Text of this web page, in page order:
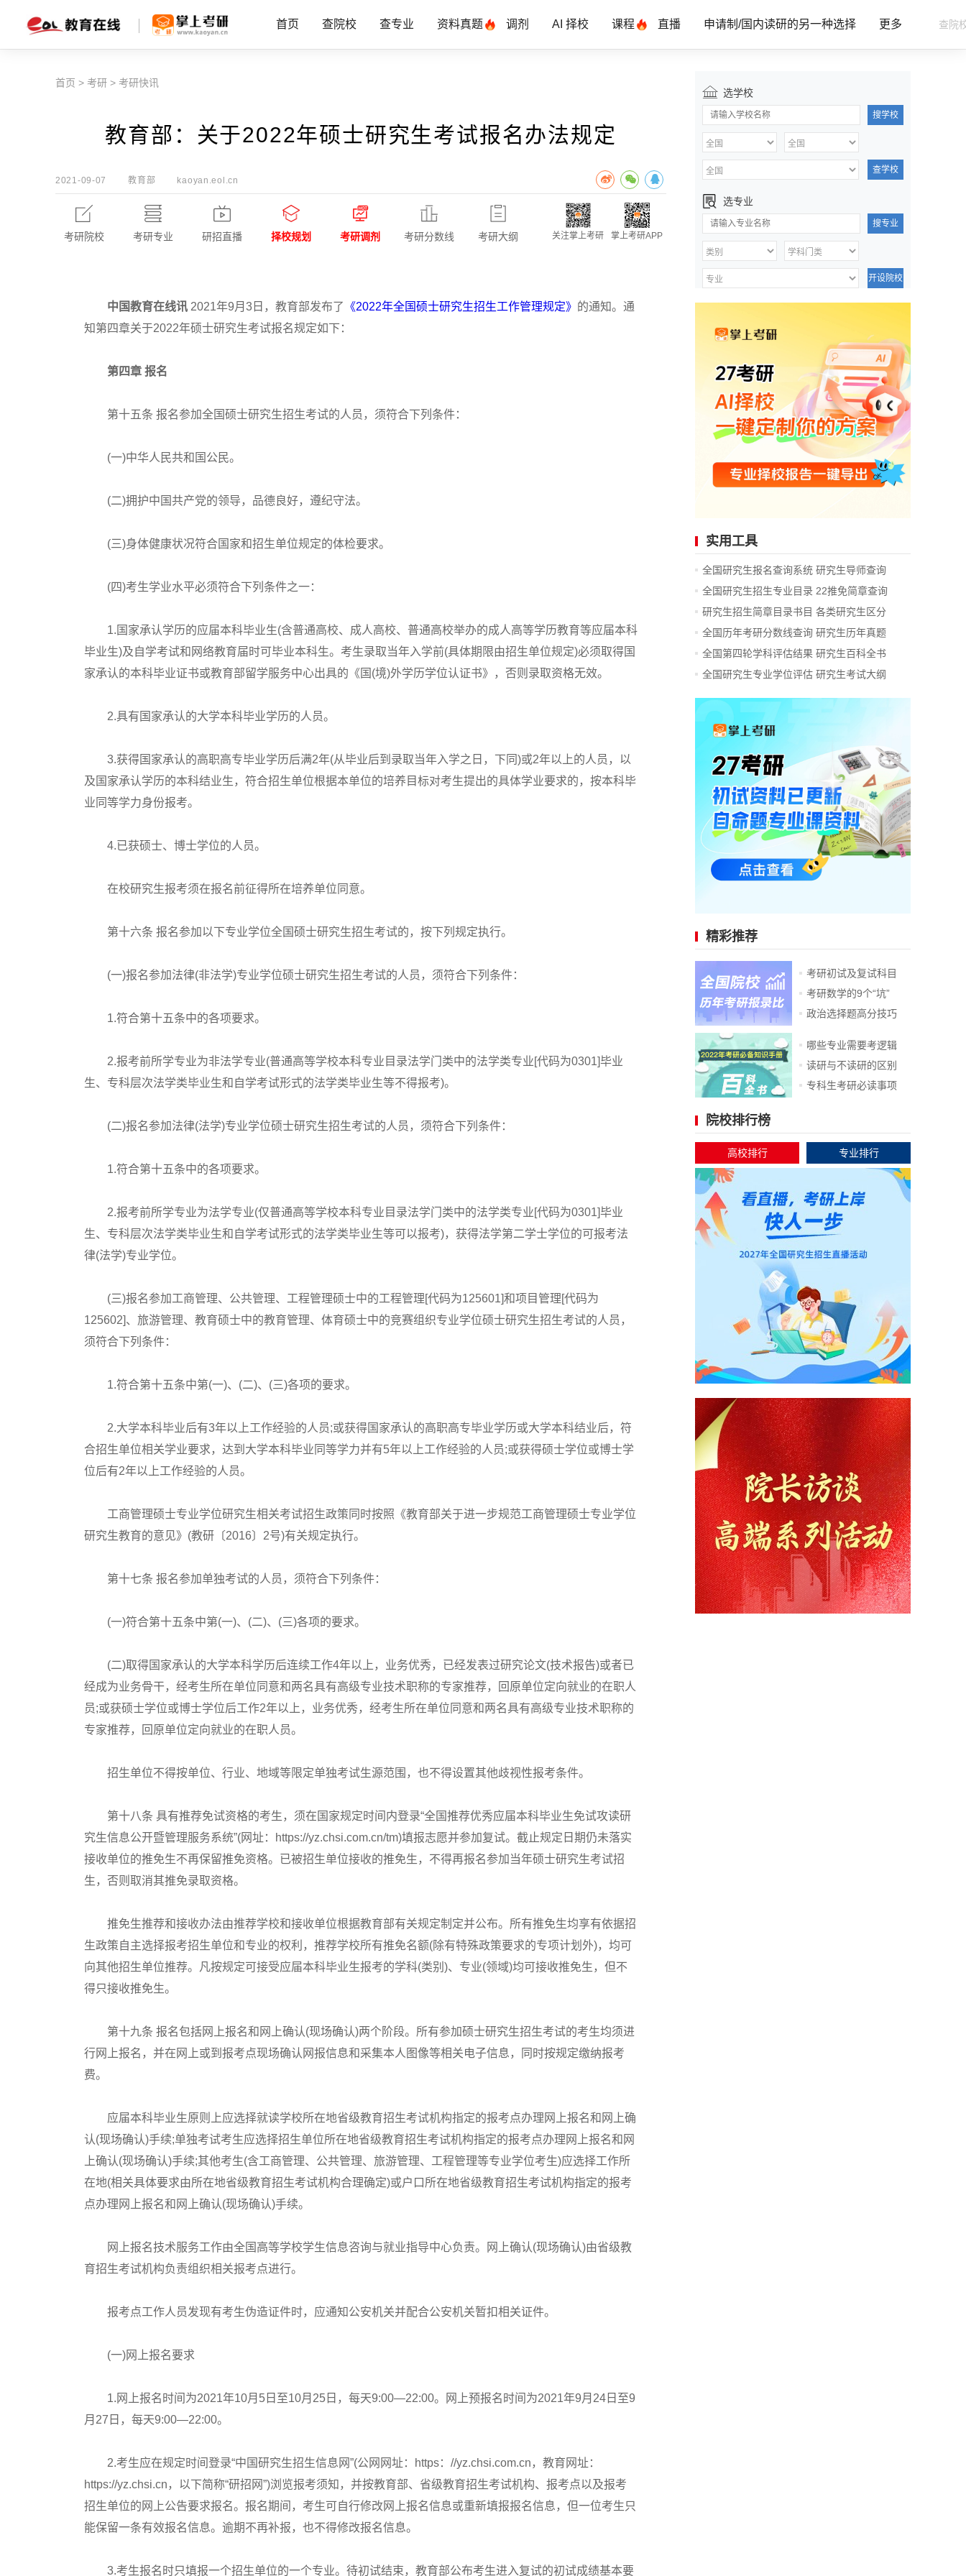
首页 查院校 查专业 资料真题 调剂 AI 择校 课程 直播 申请制/国内读研的另一种选择 更多
首页 > 考研 > 考研快讯
教育部：关于2022年硕士研究生考试报名办法规定
2021-09-07 教育部 kaoyan.eol.cn
考研院校 考研专业 研招直播 择校规划 考研调剂 考研分数线 考研大纲 关注掌上考研 掌上考研APP
中国教育在线讯 2021年9月3日，教育部发布了 《2022年全国硕士研究生招生工作管理规定》 的通知。通
知第四章关于2022年硕士研究生考试报名规定如下：
第四章 报名
第十五条 报名参加全国硕士研究生招生考试的人员，须符合下列条件：
(一)中华人民共和国公民。
(二)拥护中国共产党的领导，品德良好，遵纪守法。
(三)身体健康状况符合国家和招生单位规定的体检要求。
(四)考生学业水平必须符合下列条件之一：
1.国家承认学历的应届本科毕业生(含普通高校、成人高校、普通高校举办的成人高等学历教育等应届本科
毕业生)及自学考试和网络教育届时可毕业本科生。考生录取当年入学前(具体期限由招生单位规定)必须取得国
家承认的本科毕业证书或教育部留学服务中心出具的《国(境)外学历学位认证书》，否则录取资格无效。
2.具有国家承认的大学本科毕业学历的人员。
3.获得国家承认的高职高专毕业学历后满2年(从毕业后到录取当年入学之日，下同)或2年以上的人员，以
及国家承认学历的本科结业生，符合招生单位根据本单位的培养目标对考生提出的具体学业要求的，按本科毕
业同等学力身份报考。
4.已获硕士、博士学位的人员。
在校研究生报考须在报名前征得所在培养单位同意。
第十六条 报名参加以下专业学位全国硕士研究生招生考试的，按下列规定执行。
(一)报名参加法律(非法学)专业学位硕士研究生招生考试的人员，须符合下列条件：
1.符合第十五条中的各项要求。
2.报考前所学专业为非法学专业(普通高等学校本科专业目录法学门类中的法学类专业[代码为0301]毕业
生、专科层次法学类毕业生和自学考试形式的法学类毕业生等不得报考)。
(二)报名参加法律(法学)专业学位硕士研究生招生考试的人员，须符合下列条件：
1.符合第十五条中的各项要求。
2.报考前所学专业为法学专业(仅普通高等学校本科专业目录法学门类中的法学类专业[代码为0301]毕业
生、专科层次法学类毕业生和自学考试形式的法学类毕业生等可以报考)，获得法学第二学士学位的可报考法
律(法学)专业学位。
(三)报名参加工商管理、公共管理、工程管理硕士中的工程管理[代码为125601]和项目管理[代码为
125602]、旅游管理、教育硕士中的教育管理、体育硕士中的竞赛组织专业学位硕士研究生招生考试的人员，
须符合下列条件：
1.符合第十五条中第(一)、(二)、(三)各项的要求。
2.大学本科毕业后有3年以上工作经验的人员;或获得国家承认的高职高专毕业学历或大学本科结业后，符
合招生单位相关学业要求，达到大学本科毕业同等学力并有5年以上工作经验的人员;或获得硕士学位或博士学
位后有2年以上工作经验的人员。
工商管理硕士专业学位研究生相关考试招生政策同时按照《教育部关于进一步规范工商管理硕士专业学位
研究生教育的意见》(教研〔2016〕2号)有关规定执行。
第十七条 报名参加单独考试的人员，须符合下列条件：
(一)符合第十五条中第(一)、(二)、(三)各项的要求。
(二)取得国家承认的大学本科学历后连续工作4年以上，业务优秀，已经发表过研究论文(技术报告)或者已
经成为业务骨干，经考生所在单位同意和两名具有高级专业技术职称的专家推荐，回原单位定向就业的在职人
员;或获硕士学位或博士学位后工作2年以上，业务优秀，经考生所在单位同意和两名具有高级专业技术职称的
专家推荐，回原单位定向就业的在职人员。
招生单位不得按单位、行业、地域等限定单独考试生源范围，也不得设置其他歧视性报考条件。
第十八条 具有推荐免试资格的考生，须在国家规定时间内登录“全国推荐优秀应届本科毕业生免试攻读研
究生信息公开暨管理服务系统”(网址：https://yz.chsi.com.cn/tm)填报志愿并参加复试。截止规定日期仍未落实
接收单位的推免生不再保留推免资格。已被招生单位接收的推免生，不得再报名参加当年硕士研究生考试招
生，否则取消其推免录取资格。
推免生推荐和接收办法由推荐学校和接收单位根据教育部有关规定制定并公布。所有推免生均享有依据招
生政策自主选择报考招生单位和专业的权利，推荐学校所有推免名额(除有特殊政策要求的专项计划外)，均可
向其他招生单位推荐。凡按规定可接受应届本科毕业生报考的学科(类别)、专业(领域)均可接收推免生，但不
得只接收推免生。
第十九条 报名包括网上报名和网上确认(现场确认)两个阶段。所有参加硕士研究生招生考试的考生均须进
行网上报名，并在网上或到报考点现场确认网报信息和采集本人图像等相关电子信息，同时按规定缴纳报考
费。
应届本科毕业生原则上应选择就读学校所在地省级教育招生考试机构指定的报考点办理网上报名和网上确
认(现场确认)手续;单独考试考生应选择招生单位所在地省级教育招生考试机构指定的报考点办理网上报名和网
上确认(现场确认)手续;其他考生(含工商管理、公共管理、旅游管理、工程管理等专业学位考生)应选择工作所
在地(相关具体要求由所在地省级教育招生考试机构合理确定)或户口所在地省级教育招生考试机构指定的报考
点办理网上报名和网上确认(现场确认)手续。
网上报名技术服务工作由全国高等学校学生信息咨询与就业指导中心负责。网上确认(现场确认)由省级教
育招生考试机构负责组织相关报考点进行。
报考点工作人员发现有考生伪造证件时，应通知公安机关并配合公安机关暂扣相关证件。
(一)网上报名要求
1.网上报名时间为2021年10月5日至10月25日，每天9:00—22:00。网上预报名时间为2021年9月24日至9
月27日，每天9:00—22:00。
2.考生应在规定时间登录“中国研究生招生信息网”(公网网址：https：//yz.chsi.com.cn，教育网址：
https://yz.chsi.cn，以下简称“研招网”)浏览报考须知，并按教育部、省级教育招生考试机构、报考点以及报考
招生单位的网上公告要求报名。报名期间，考生可自行修改网上报名信息或重新填报报名信息，但一位考生只
能保留一条有效报名信息。逾期不再补报，也不得修改报名信息。
3.考生报名时只填报一个招生单位的一个专业。待初试结束，教育部公布考生进入复试的初试成绩基本要
选学校
搜学校
查学校
选专业
搜专业
开设院校
实用工具
全国研究生报名查询系统 研究生导师查询
全国研究生招生专业目录 22推免简章查询
研究生招生简章目录书目 各类研究生区分
全国历年考研分数线查询 研究生历年真题
全国第四轮学科评估结果 研究生百科全书
全国研究生专业学位评估 研究生考试大纲
精彩推荐
考研初试及复试科目
考研数学的9个“坑”
政治选择题高分技巧
哪些专业需要考逻辑
读研与不读研的区别
专科生考研必读事项
院校排行榜
高校排行 专业排行